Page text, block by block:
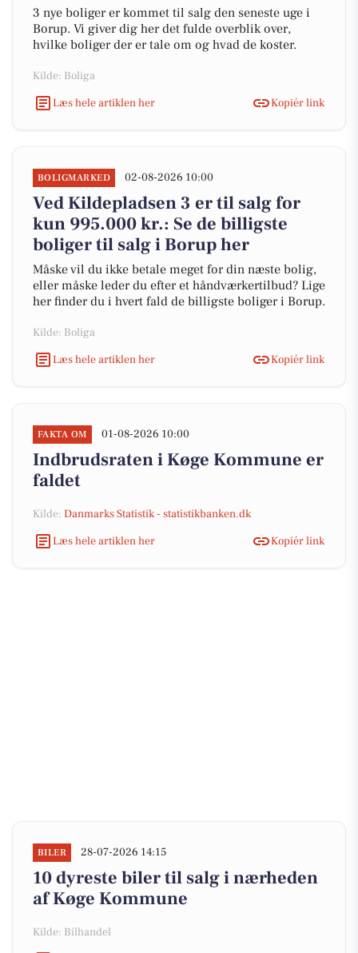
3 nye boliger er kommet til salg den seneste uge i
Borup. Vi giver dig her det fulde overblik over,
hvilke boliger der er tale om og hvad de koster.
Kilde: Boliga
Læs hele artiklen her
Kopiér link
BOLIGMARKED 02-08-2026 10:00
Ved Kildepladsen 3 er til salg for
kun 995.000 kr.: Se de billigste
boliger til salg i Borup her
Måske vil du ikke betale meget for din næste bolig,
eller måske leder du efter et håndværkertilbud? Lige
her finder du i hvert fald de billigste boliger i Borup.
Kilde: Boliga
Læs hele artiklen her
Kopiér link
FAKTA OM 01-08-2026 10:00
Indbrudsraten i Køge Kommune er
faldet
Kilde: Danmarks Statistik - statistikbanken.dk
Læs hele artiklen her
Kopiér link
BILER 28-07-2026 14:15
10 dyreste biler til salg i nærheden
af Køge Kommune
Kilde: Bilhandel